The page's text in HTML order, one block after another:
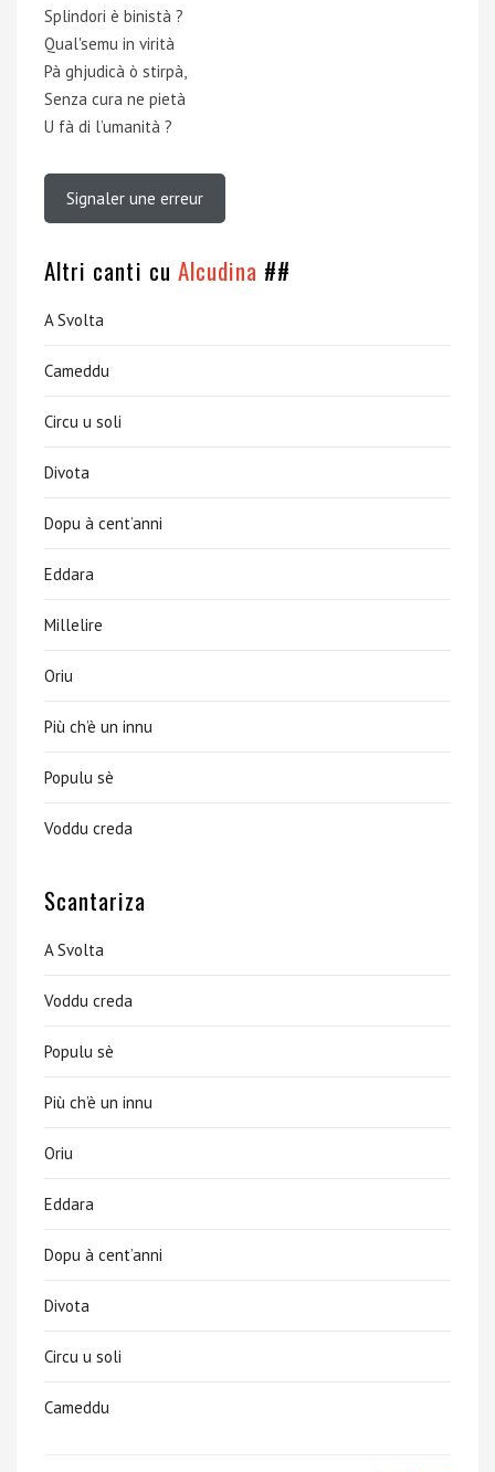
Splindori è binistà ?
Qual'semu in virità
Pà ghjudicà ò stirpà,
Senza cura ne pietà
U fà di l’umanità ?
Signaler une erreur
Altri canti cu Alcudina ##
A Svolta
Cameddu
Circu u soli
Divota
Dopu à cent’anni
Eddara
Millelire
Oriu
Più ch’è un innu
Populu sè
Voddu creda
Scantariza
A Svolta
Voddu creda
Populu sè
Più ch’è un innu
Oriu
Eddara
Dopu à cent’anni
Divota
Circu u soli
Cameddu